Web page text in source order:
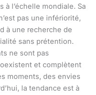
l’échelle mondiale. Sa
pas une infériorité,
à une recherche de
sans prétention.
ne sont pas
et complètent
moments, des envies
la tendance est à